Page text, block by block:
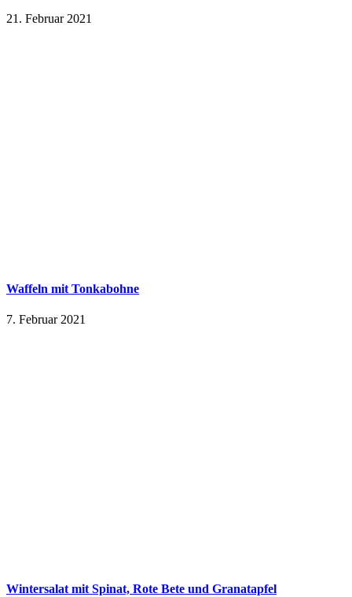
21. Februar 2021
Waffeln mit Tonkabohne
7. Februar 2021
Wintersalat mit Spinat, Rote Bete und Granatapfel